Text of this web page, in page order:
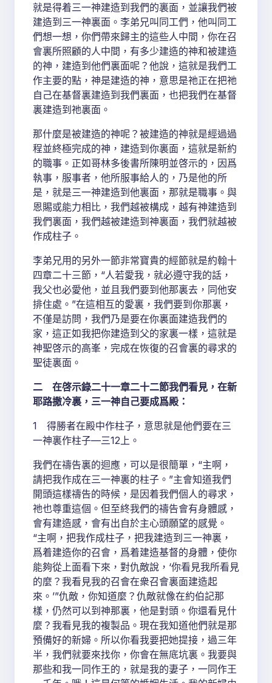
就是得着三一神建造到我們的裏面，並讓我們被
建造到三一神裏面。李弟兄叫同工們，他叫同工
們想一想，你們帶來歸主的這些人中間，你在召
會裏所照顧的人中間，有多少建造的神和被建造
的神，建造到他們裏面呢？他說，這就是我們工
作主要的點，神是建造的神，意思是祂正在把祂
自己在基督裏建造到我們裏面，也把我們在基督
裏建造到祂裏面。
那什麼是被建造的神呢？被建造的神就是經過過
程並終極完成的神，建造到你裏面，這就是新約
的職事。正如哥林多後書所陳明並啓示的，因爲
執事，服事者，他所服事給人的，乃是他的所
是，就是三一神建造到他裏面，那就是職事。與
恩賜或能力相比，我們越被構成，越有神建造到
我們裏面，我們越被建造到神裏面，我們就越被
作成柱子。
李弟兄用的另外一節非常寶貴的經節就是約翰十
四章二十三節，“人若愛我，就必遵守我的話，
我父也必愛他，並且我們要到他那裏去，同他安
排住處。”在這相互的愛裏，我們要到你那裏，
不僅是訪問，我們乃是要在你裏面建造我們的
家，這正如我把你建造到父的家裏一樣，這就是
神聖啓示的高峯，完成在恢復的召會裏的尋求的
聖徒裏面。
二 在啓示錄二十一章二十二節我們看見，在新
耶路撒冷裏，三一神自己要成爲殿：
1 得勝者在殿中作柱子，意思就是他們要在三
一神裏作柱子—三12上。
我們在禱告裏的迴應，可以是很簡單，“主啊，
請把我作成在三一神裏的柱子。”主會知道我們
開頭這樣禱告的時候，是因着我們個人的尋求，
祂也尊重這個。但至終我們的禱告會有身體感，
會有建造感，會有出自於主心頭願望的感覺。
“主啊，把我作成柱子，把我建造到三一神裏，
爲着建造你的召會，爲着建造基督的身體，使你
能夠從上面看下來，對仇敵說，‘你看見我所看見
的麼？我看見我的召會在衆召會裏面建造起
來。’”仇敵，你知道麼？仇敵就像在約伯記那
樣，仍然可以到神那裏，他是對頭。你還看見什
麼？我看見我的複製品。現在我知道他們就是那
預備好的新婦。所以你看我要把她提接，過三年
半，我們就要來找你，你會在無底坑裏。我要與
那些和我一同作王的，就是我的妻子，一同作王